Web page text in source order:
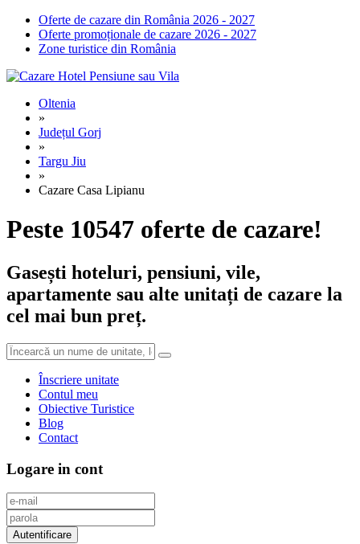
Oferte de cazare din România 2026 - 2027
Oferte promoționale de cazare 2026 - 2027
Zone turistice din România
Oltenia
»
Județul Gorj
»
Targu Jiu
»
Cazare Casa Lipianu
Peste 10547 oferte de cazare!
Gasești hoteluri, pensiuni, vile,
apartamente sau alte unitați de cazare la
cel mai bun preț.
Înscriere unitate
Contul meu
Obiective Turistice
Blog
Contact
Logare in cont